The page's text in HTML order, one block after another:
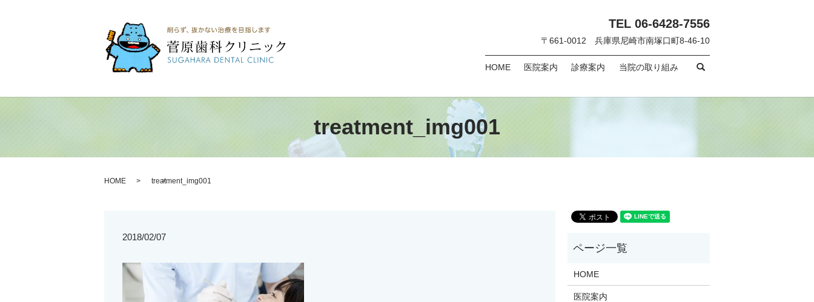
HOME 医院案内 診療案内 当院の取り組み
TEL 06-6428-7556
〒661-0012 兵庫県尼崎市南塚口町8-46-10
treatment_img001
HOME treatment_img001
2018/02/07
HOME
医院案内